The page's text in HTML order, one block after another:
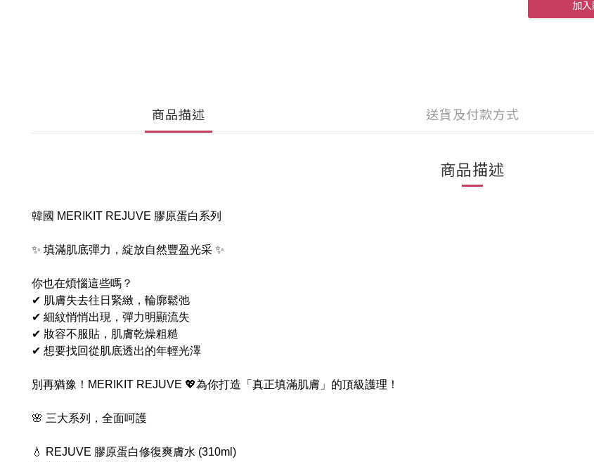
加
商品描述 送貨及付款方式
商品描述
韓國 MERIKIT REJUVE 膠原蛋白系列
✨ 填滿肌底彈力，綻放自然豐盈光采 ✨
你也在煩惱這些嗎？
✔ 肌膚失去往日緊緻，輪廓鬆弛
✔ 細紋悄悄出現，彈力明顯流失
✔ 妝容不服貼，肌膚乾燥粗糙
✔ 想要找回從肌底透出的年輕光澤
別再猶豫！MERIKIT REJUVE 💖為你打造「真正填滿肌膚」的頂級護理！
🌸 三大系列，全面呵護
💧 REJUVE 膠原蛋白修復爽膚水 (310ml)